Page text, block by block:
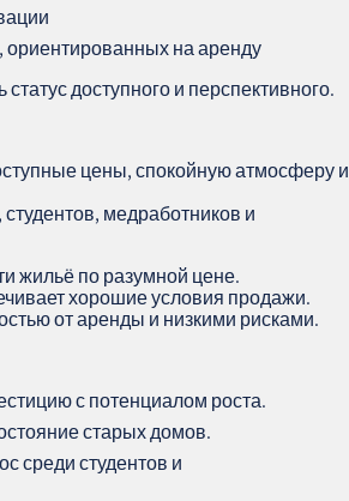
ориентированных на аренду
доступного и перспективного.
цены, спокойную атмосферу и
медработников и
жильё по разумной цене.
хорошие условия продажи.
от аренды и низкими рисками.
с потенциалом роста.
старых домов.
среди студентов и